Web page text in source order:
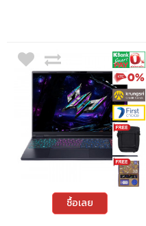
ซื้อเลย